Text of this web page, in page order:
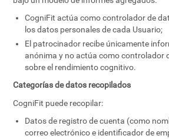
CogniFit actúa como controlador de
los datos personales de cada Usuario;
El patrocinador recibe únicamente
anónima y no actúa como controlador
sobre el rendimiento cognitivo.
Categorías de datos recopilados
CogniFit puede recopilar:
Datos de registro de cuenta (como
correo electrónico e identificador de